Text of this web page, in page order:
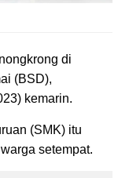
di
(BSD),
kemarin.
(SMK) itu
setempat.